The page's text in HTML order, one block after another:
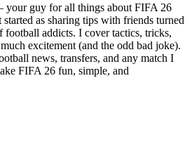
guy for all things about FIFA 26
as sharing tips with friends turned
addicts. I cover tactics, tricks,
excitement (and the odd bad joke).
news, transfers, and any match I
FIFA 26 fun, simple, and